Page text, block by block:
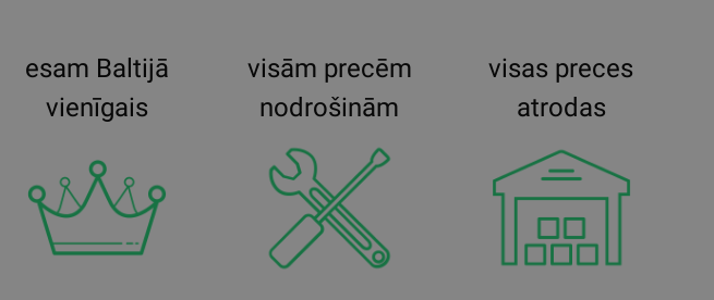
esam Baltijā
vienīgais
visām precēm
nodrošinām
visas preces
atrodas